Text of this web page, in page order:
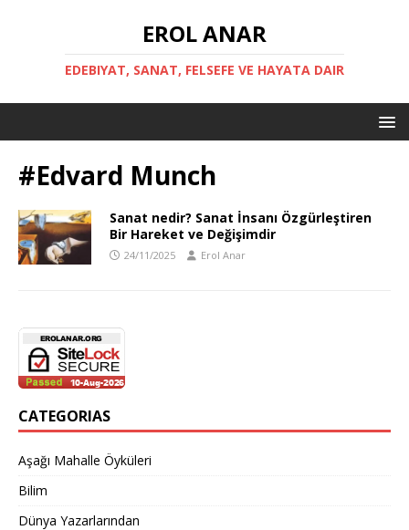
EROL ANAR
EDEBIYAT, SANAT, FELSEFE VE HAYATA DAIR
#Edvard Munch
Sanat nedir? Sanat İnsanı Özgürleştiren
Bir Hareket ve Değişimdir
24/11/2025 Erol Anar
CATEGORIAS
Aşağı Mahalle Öyküleri
Bilim
Dünya Yazarlarından